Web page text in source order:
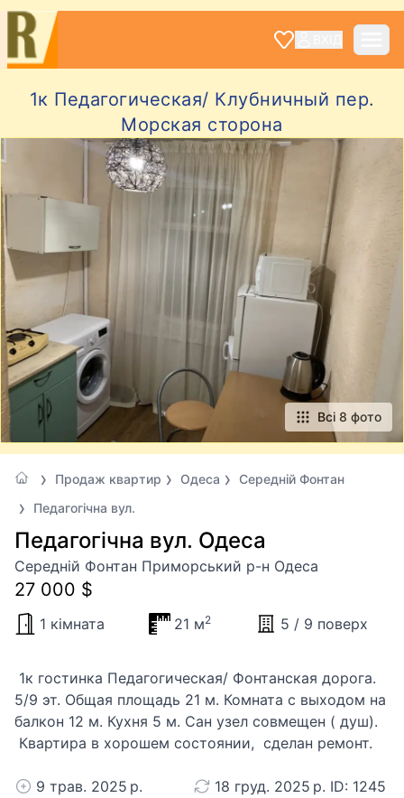
1к Педагогическая/ Клубничный пер.
Морская сторона
Всі 8 фото
Продаж квартир Одеса
Середній Фонтан
Педагогічна вул.
Педагогічна вул. Одеса
Середній Фонтан Приморський р-н Одеса
27 000 $
1 кімната 21 м2 5 / 9 поверх
1к гостинка Педагогическая/ Фонтанская дорога.
5/9 эт. Общая площадь 21 м. Комната с выходом на
балкон 12 м. Кухня 5 м. Сан узел совмещен ( душ).
Квартира в хорошем состоянии, сделан ремонт.
9 трав. 2025 р.
18 груд. 2025 р. ID: 1245